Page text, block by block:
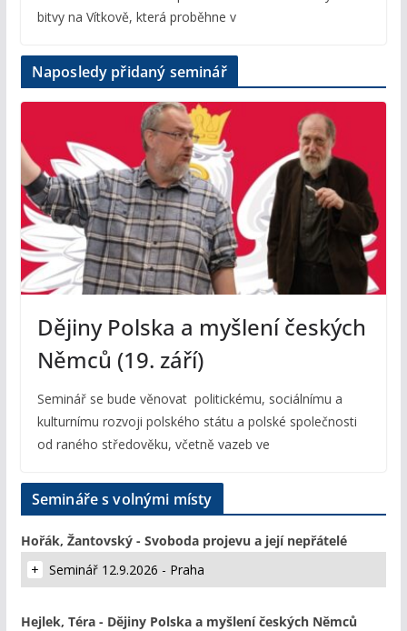
bitvy na Vítkově, která proběhne v
Naposledy přidaný seminář
Dějiny Polska a myšlení českých
Němců (19. září)
Seminář se bude věnovat politickému, sociálnímu a
kulturnímu rozvoji polského státu a polské společnosti
od raného středověku, včetně vazeb ve
Semináře s volnými místy
Hořák, Žantovský - Svoboda projevu a její nepřátelé
Seminář 12.9.2026 - Praha
Hejlek, Téra - Dějiny Polska a myšlení českých Němců